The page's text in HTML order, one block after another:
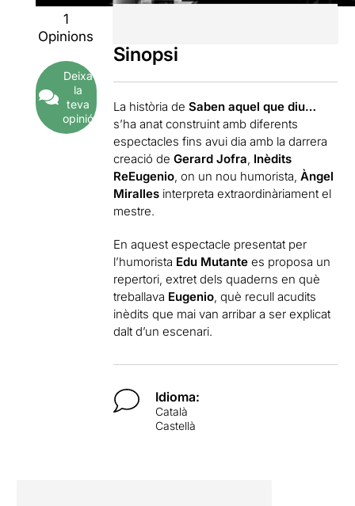
1
Opinions
Deixa
la
teva
opinió
Sinopsi
La història de Saben aquel que diu…
s’ha anat construint amb diferents
espectacles fins avui dia amb la darrera
creació deGerard Jofra Inèdits
ReEugenio , on un nou humorista,Àngel
Miralles interpreta extraordinàriament el
mestre.
En aquest espectacle presentat per
l’humorista Edu Mutante es proposa un
repertori, extret dels quaderns en què
treballava Eugenio , què recull acudits
inèdits que mai van arribar a ser explicat
dalt d’un escenari.
Idioma:
Català
Castellà